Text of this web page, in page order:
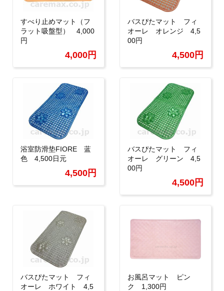
すべり止めマット（フ
ラット吸盤型） 4,000
円
4,000円
バスぴたマット フィ
オーレ オレンジ 4,5
00円
4,500円
浴室防滑垫FIORE 蓝
色 4,500日元
4,500円
バスぴたマット フィ
オーレ グリーン 4,5
00円
4,500円
バスぴたマット フィ
オーレ ホワイト 4,5
お風呂マット ピン
ク 1,300円